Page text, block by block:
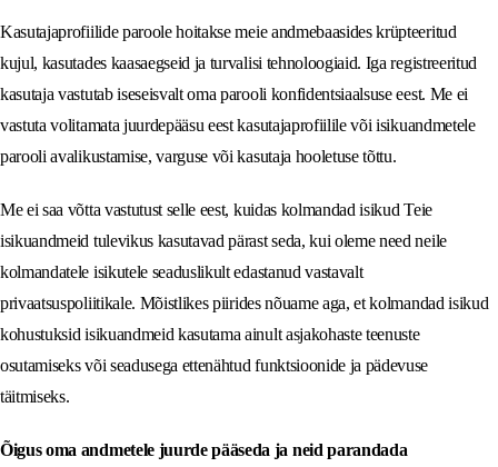
Kasutajaprofiilide paroole hoitakse meie andmebaasides krüpteeritud
kujul, kasutades kaasaegseid ja turvalisi tehnoloogiaid. Iga registreeritud
kasutaja vastutab iseseisvalt oma parooli konfidentsiaalsuse eest. Me ei
vastuta volitamata juurdepääsu eest kasutajaprofiilile või isikuandmetele
parooli avalikustamise, varguse või kasutaja hooletuse tõttu.
Me ei saa võtta vastutust selle eest, kuidas kolmandad isikud Teie
isikuandmeid tulevikus kasutavad pärast seda, kui oleme need neile
kolmandatele isikutele seaduslikult edastanud vastavalt
privaatsuspoliitikale. Mõistlikes piirides nõuame aga, et kolmandad isikud
kohustuksid isikuandmeid kasutama ainult asjakohaste teenuste
osutamiseks või seadusega ettenähtud funktsioonide ja pädevuse
täitmiseks.
Õigus oma andmetele juurde pääseda ja neid parandada